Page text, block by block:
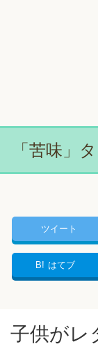
「苦味」
ツイート
B! はてブ
子供がレ